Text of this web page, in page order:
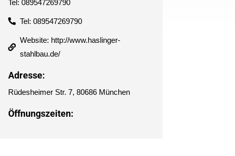
Tel: 089547269790
Tel: 089547269790
Website: http://www.haslinger-
stahlbau.de/
Adresse:
Rüdesheimer Str. 7, 80686 München
Öffnungszeiten: